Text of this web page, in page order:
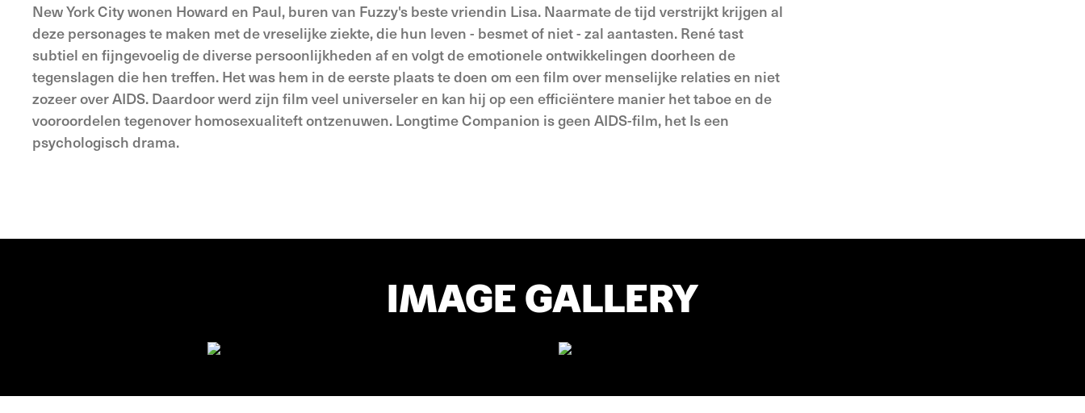
New York City wonen Howard en Paul, buren van Fuzzy's beste vriendin Lisa. Naarmate de tijd verstrijkt krijgen al
deze personages te maken met de vreselijke ziekte, die hun leven - besmet of niet - zal aantasten. René tast
subtiel en fijngevoelig de diverse persoonlijkheden af en volgt de emotionele ontwikkelingen doorheen de
tegenslagen die hen treffen. Het was hem in de eerste plaats te doen om een film over menselijke relaties en niet
zozeer over AIDS. Daardoor werd zijn film veel universeler en kan hij op een efficiëntere manier het taboe en de
vooroordelen tegenover homosexualiteft ontzenuwen. Longtime Companion is geen AIDS-film, het Is een
psychologisch drama.
IMAGE GALLERY